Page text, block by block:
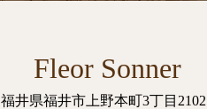
Fleor Sonner
福井県福井市上野本町3丁目2102